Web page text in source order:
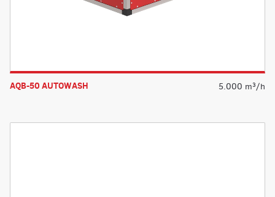
AQB-50 AUTOWASH 5.000 m³/h